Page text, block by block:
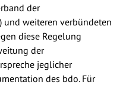
der
und weiteren verbündeten
diese Regelung
der
jeglicher
des bdo. Für